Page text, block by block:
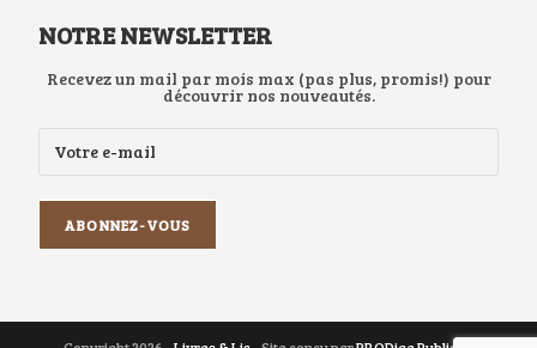
NOTRE NEWSLETTER
Recevez un mail par mois max (pas plus, promis!) pour
découvrir nos nouveautés.